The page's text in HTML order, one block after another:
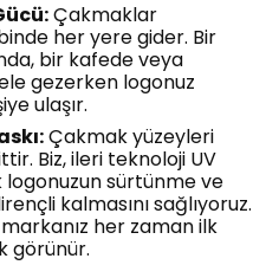
Çakmaklar
her yere gider. Bir
bir kafede veya
gezerken logonuz
ulaşır.
Çakmak yüzeyleri
Biz, ileri teknoloji UV
logonuzun sürtünme ve
kalmasını sağlıyoruz.
her zaman ilk
görünür.